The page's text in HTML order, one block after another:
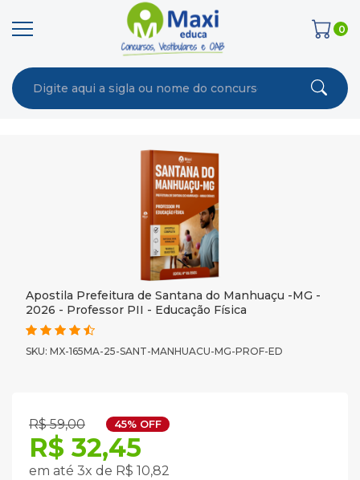
0
Apostila Prefeitura de Santana do Manhuaçu -MG -
2026 - Professor PII - Educação Física
SKU: MX-165MA-25-SANT-MANHUACU-MG-PROF-ED
R$ 59,00 45% OFF
R$ 32,45
em até 3x de R$ 10,82